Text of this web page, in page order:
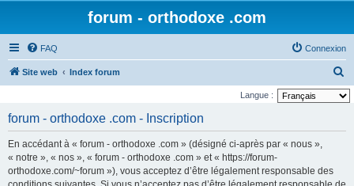
forum - orthodoxe .com
FAQ Connexion
Site web Index forum
e
Langue :
forum - orthodoxe .com - Inscription
En accédant à « forum - orthodoxe .com » (désigné ci-après par « nous »,
« notre », « nos », « forum - orthodoxe .com » et « https://forum-
orthodoxe.com/~forum »), vous acceptez d’être légalement responsable des